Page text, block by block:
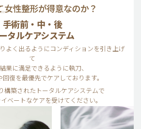
手術前・中・後
タルケアシステム
よく出るようにコンディションを引き上げ
て
果に満足できるように執刀、
復を最優先でケアしております。
構築されたトータルケアシステムで
ベートなケアを受けてください。